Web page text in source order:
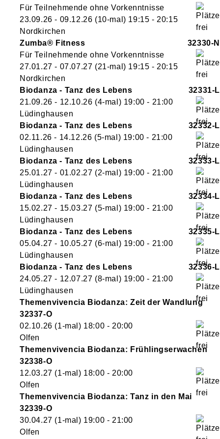
Für Teilnehmende ohne Vorkenntnisse
23.09.26 - 09.12.26 (10-mal) 19:15 - 20:15
Nordkirchen
Zumba® Fitness
32330-N
Für Teilnehmende ohne Vorkenntnisse
27.01.27 - 07.07.27 (21-mal) 19:15 - 20:15
Nordkirchen
Biodanza - Tanz des Lebens
32331-L
21.09.26 - 12.10.26 (4-mal) 19:00 - 21:00
Lüdinghausen
Biodanza - Tanz des Lebens
32332-L
02.11.26 - 14.12.26 (5-mal) 19:00 - 21:00
Lüdinghausen
Biodanza - Tanz des Lebens
32333-L
25.01.27 - 01.02.27 (2-mal) 19:00 - 21:00
Lüdinghausen
Biodanza - Tanz des Lebens
32334-L
15.02.27 - 15.03.27 (5-mal) 19:00 - 21:00
Lüdinghausen
Biodanza - Tanz des Lebens
32335-L
05.04.27 - 10.05.27 (6-mal) 19:00 - 21:00
Lüdinghausen
Biodanza - Tanz des Lebens
32336-L
24.05.27 - 12.07.27 (8-mal) 19:00 - 21:00
Lüdinghausen
Themenvivencia Biodanza: Zeit der Wandlung
32337-O
02.10.26 (1-mal) 18:00 - 20:00
Olfen
Themenvivencia Biodanza: Frühlingserwachen
32338-O
12.03.27 (1-mal) 18:00 - 20:00
Olfen
Themenvivencia Biodanza: Tanz in den Mai
32339-O
30.04.27 (1-mal) 19:00 - 21:00
Olfen